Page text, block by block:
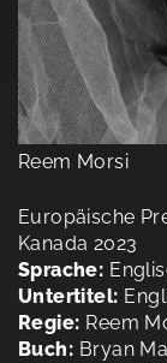
Reem Morsi
Europäische
Kanada 2023
Sprache:
Untertitel:
Regie: Reem
Buch: Bryan